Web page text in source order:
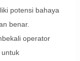
potensi bahaya
benar.
operator